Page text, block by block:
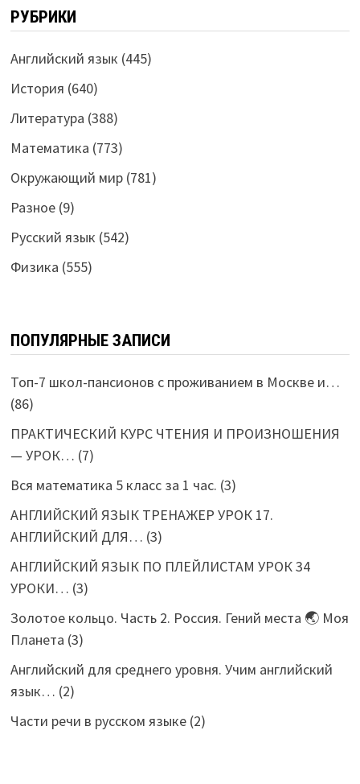
РУБРИКИ
Английский язык (445)
История (640)
Литература (388)
Математика (773)
Окружающий мир(781)
Разное(9)
Русский язык (542)
Физика (555)
ПОПУЛЯРНЫЕ ЗАПИСИ
Топ-7 школ-пансионов с проживанием в Москве и…
(86)
ПРАКТИЧЕСКИЙ КУРС ЧТЕНИЯ И ПРОИЗНОШЕНИЯ
— УРОК… (7)
Вся математика 5 класс за 1 час. (3)
АНГЛИЙСКИЙ ЯЗЫК ТРЕНАЖЕР УРОК 17.
АНГЛИЙСКИЙ ДЛЯ… (3)
АНГЛИЙСКИЙ ЯЗЫК ПО ПЛЕЙЛИСТАМ УРОК 34
УРОКИ… (3)
Золотое кольцо. Часть 2. Россия. Гений места 🌏 Моя
Планета (3)
Английский для среднего уровня. Учим английский
язык… (2)
Части речи в русском языке (2)